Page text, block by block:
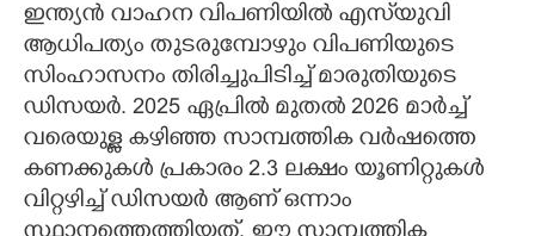
CARTOONS
LITERATURE
CONTACT US
ഇന്ത്യൻ വാഹന വിപണിയിൽ എസ്‌‌യുവി
ആധിപത്യം തുടരുമ്പോഴും വിപണിയുടെ
സിംഹാസനം തിരിച്ചുപിടിച്ച് മാരുതിയുടെ
ഡിസയർ. 2025 ഏപ്രിൽ മുതൽ 2026 മാർച്ച്
വരെയുള്ള കഴിഞ്ഞ സാമ്പത്തിക വർഷത്തെ
കണക്കുകൾ പ്രകാരം 2.3 ലക്ഷം യൂണിറ്റുകൾ
വിറ്റഴിച്ച് ഡിസയർ ആണ് ഒന്നാം